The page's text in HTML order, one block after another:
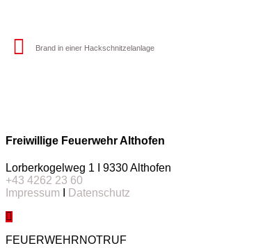
Brand in einer Hackschnitzelanlage
Freiwillige Feuerwehr Althofen
Lorberkogelweg 1 I 9330 Althofen
+43 4262 23 60
Impressum
Datenschutz
FEUERWEHRNOTRUF